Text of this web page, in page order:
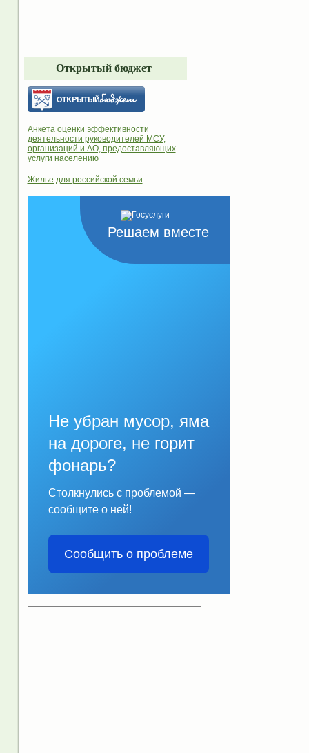
Открытый бюджет
Анкета оценки эффективности
деятельности руководителей МСУ,
организаций и АО, предоставляющих
услуги населению
Жилье для российской семьи
Решаем вместе
Не убран мусор, яма
на дороге, не горит
фонарь?
Столкнулись с проблемой —
сообщите о ней!
Сообщить о проблеме